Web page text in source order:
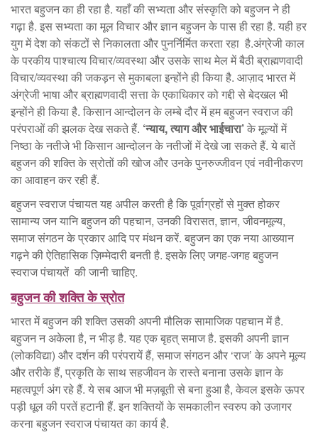
भारत बहुजन का ही रहा है. यहाँ की सभ्यता और संस्कृति को बहुजन ने ही
गढ़ा है. इस सभ्यता का मूल विचार और ज्ञान बहुजन के पास ही रहा है. यही हर
युग में देश को संकटों से निकालता और पुनर्निर्मित करता रहा है.अंग्रेजी काल
के परकीय पाश्चात्य विचार/व्यवस्था और उसके साथ मेल में बैठी ब्राह्मणवादी
विचार/व्यवस्था की जकड़न से मुकाबला इन्होंने ही किया है. आज़ाद भारत में
अंग्रेजी भाषा और ब्राह्मणवादी सत्ता के एकाधिकार को गद्दी से बेदखल भी
इन्होंने ही किया है. किसान आन्दोलन के लम्बे दौर में हम बहुजन स्वराज की
परंपराओं की झलक देख सकते हैं. ‘न्याय,त्याग और भाईचारा’के मूल्यों में
निष्ठा के नतीजे भी किसान आन्दोलन के नतीजों में देखे जा सकते हैं. ये बातें
बहुजन की शक्ति के स्रोतों की खोज और उनके पुनरुज्जीवन एवं नवीनीकरण
का आवाहन कर रही हैं.
बहुजन स्वराज पंचायत यह अपील करती है कि पूर्वाग्रहों से मुक्त होकर
सामान्य जन यानि बहुजन की पहचान, उनकी विरासत, ज्ञान, जीवनमूल्य,
समाज संगठन के प्रकार आदि पर मंथन करें. बहुजन का एक नया आख्यान
गढ़ने की ऐतिहासिक ज़िम्मेदारी बनती है. इसके लिए जगह-जगह बहुजन
स्वराज पंचायतें की जानी चाहिए.
बहुजन की शक्ति के स्रोत
भारत में बहुजन की शक्ति उसकी अपनी मौलिक सामाजिक पहचान में है.
बहुजन न अकेला है, न भीड़ है. यह एक बृहत् समाज है. इसकी अपनी ज्ञान
(लोकविद्या) और दर्शन की परंपरायें हैं, समाज संगठन और ‘राज’ के अपने मूल्य
और तरीके हैं, प्रकृति के साथ सहजीवन के रास्ते बनाना उसके ज्ञान के
महत्वपूर्ण अंग रहे हैं. ये सब आज भी मज़बूती से बना हुआ है, केवल इसके ऊपर
पड़ी धूल की परतें हटानी हैं. इन शक्तियों के समकालीन स्वरुप को उजागर
करना बहुजन स्वराज पंचायत का कार्य है.